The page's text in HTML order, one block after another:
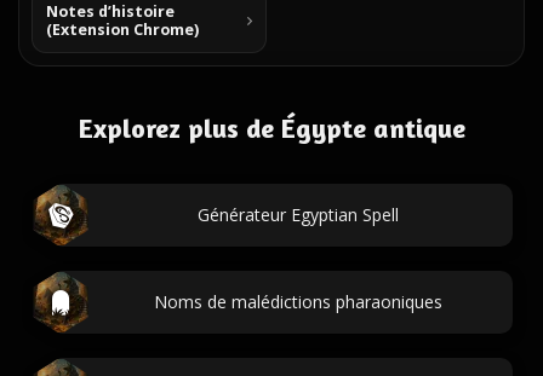
Notes d’histoire
(Extension Chrome)
Explorez plus de Égypte antique
Générateur Egyptian Spell
Noms de malédictions pharaoniques